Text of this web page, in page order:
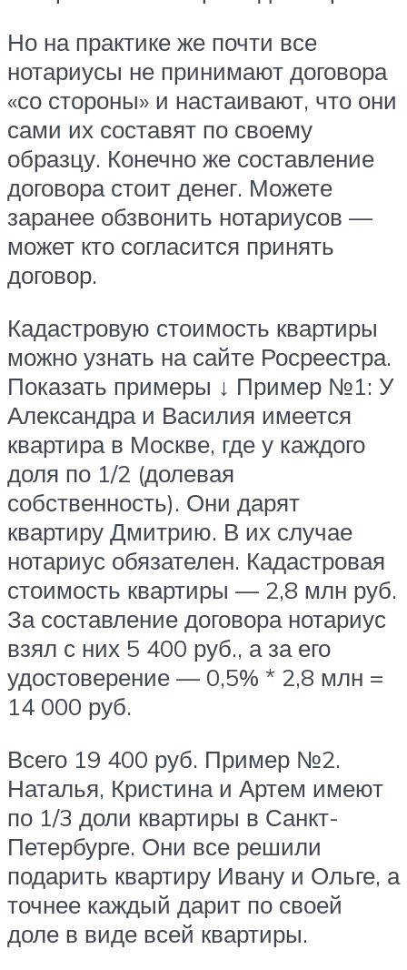
Но на практике же почти все
нотариусы не принимают договора
«со стороны» и настаивают, что они
сами их составят по своему
образцу. Конечно же составление
договора стоит денег. Можете
заранее обзвонить нотариусов —
может кто согласится принять
договор.
Кадастровую стоимость квартиры
можно узнать на сайте Росреестра.
Показать примеры ↓ Пример №1: У
Александра и Василия имеется
квартира в Москве, где у каждого
доля по 1/2 (долевая
собственность). Они дарят
квартиру Дмитрию. В их случае
нотариус обязателен. Кадастровая
стоимость квартиры — 2,8 млн руб.
За составление договора нотариус
взял с них 5 400 руб., а за его
удостоверение — 0,5% * 2,8 млн =
14 000 руб.
Всего 19 400 руб. Пример №2.
Наталья, Кристина и Артем имеют
по 1/3 доли квартиры в Санкт-
Петербурге. Они все решили
подарить квартиру Ивану и Ольге, а
точнее каждый дарит по своей
доле в виде всей квартиры.